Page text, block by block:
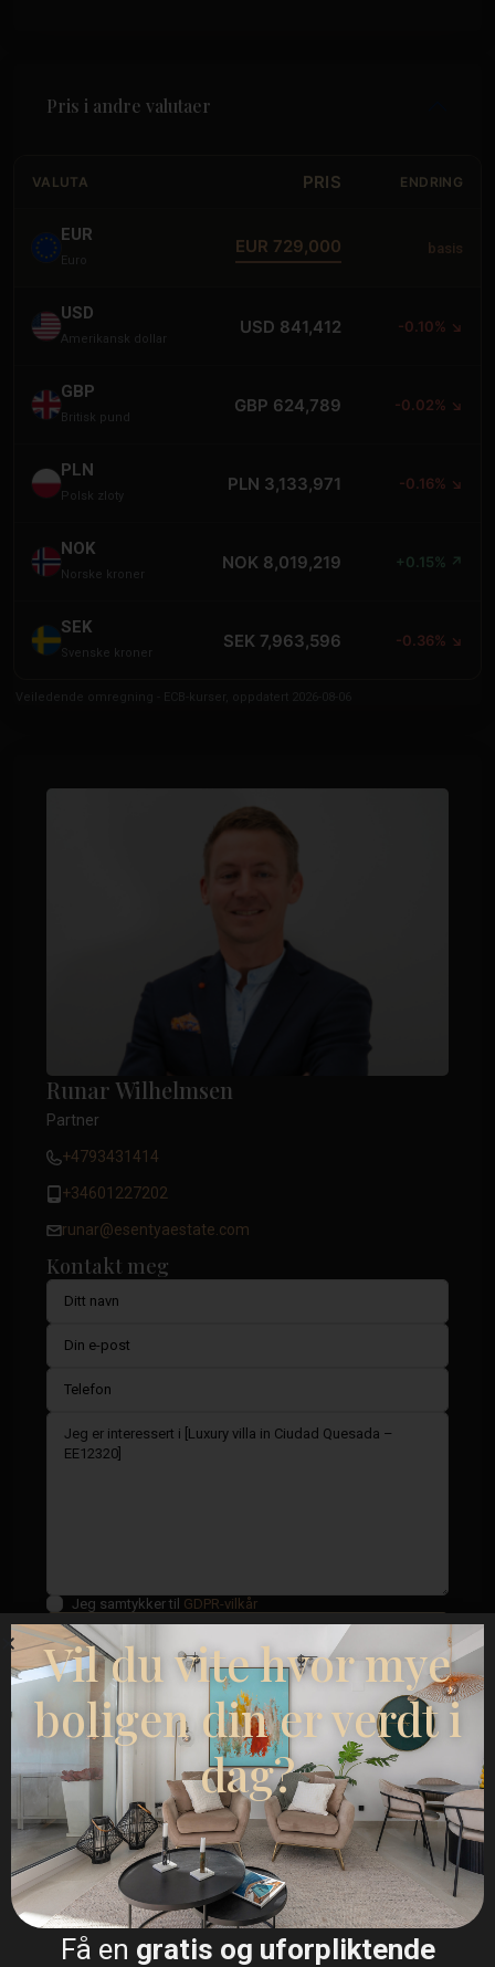
Pris i andre valutaer
VALUTA PRIS ENDRING
EUR
Euro
EUR 729,000 basis
USD
Amerikansk dollar
USD 841,412 -0.10% ↘
GBP
Britisk pund
GBP 624,789 -0.02% ↘
PLN
Polsk zloty
PLN 3,133,971 -0.16% ↘
NOK
Norske kroner
NOK 8,019,219 +0.15% ↗
SEK
Svenske kroner
SEK 7,963,596 -0.36% ↘
Runar Wilhelmsen
Partner
+4793431414
+34601227202
runar@esentyaestate.com
Kontakt meg
Jeg samtykker til GDPR-vilkår
Ringe
WhatsApp
Plantegninger
Vil du vite hvor mye
boligen din er verdt i
dag?
Få en gratis og uforpliktende